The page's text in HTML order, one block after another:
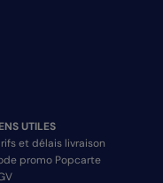
UTILES
et délais livraison
promo Popcarte